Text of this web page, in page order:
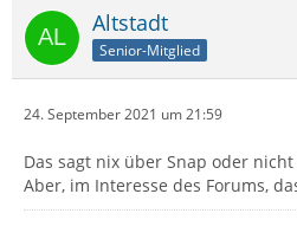
Altstadt
Senior-Mitglied
24. September 2021 um 21:59
Das sagt nix über Snap oder
Aber, im Interesse des Forums,